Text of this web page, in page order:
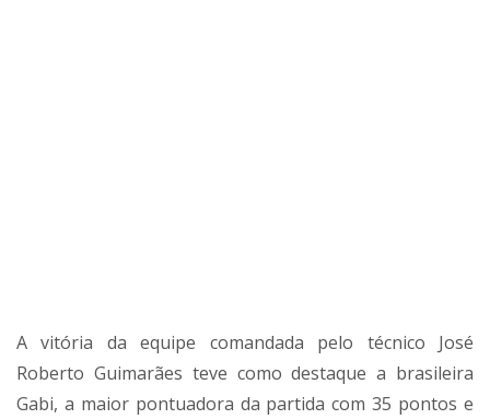
A vitória da equipe comandada pelo técnico José
Roberto Guimarães teve como destaque a brasileira
Gabi, a maior pontuadora da partida com 35 pontos e